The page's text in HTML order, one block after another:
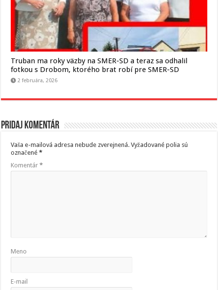
Truban ma roky väzby na SMER-SD a teraz sa odhalil
fotkou s Drobom, ktorého brat robí pre SMER-SD
2 februára, 2026
Pridaj komentár
Vaša e-mailová adresa nebude zverejnená. Vyžadované polia sú
označené*
Komentár*
Meno
E-mail